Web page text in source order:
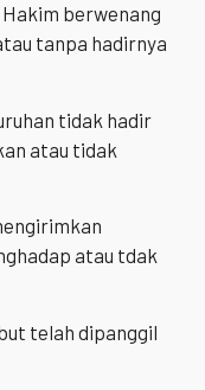
Hakim berwenang
tanpa hadirnya
tidak hadir
atau tidak
atau tdak
telah dipanggil